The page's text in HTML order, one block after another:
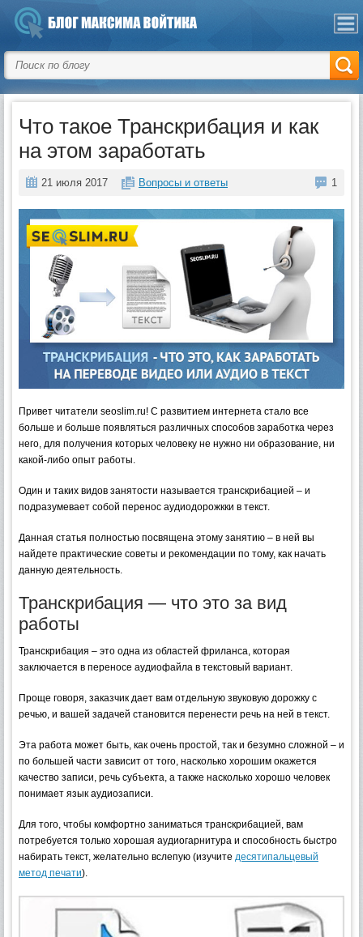
Что такое Транскрибация и как
на этом заработать
21 июля 2017 Вопросы и ответы 1
Привет читатели seoslim.ru! С развитием интернета стало все
больше и больше появляться различных способов заработка через
него, для получения которых человеку не нужно ни образование, ни
какой-либо опыт работы.
Один и таких видов занятости называется транскрибацией – и
подразумевает собой перенос аудиодорожкки в текст.
Данная статья полностью посвящена этому занятию – в ней вы
найдете практические советы и рекомендации по тому, как начать
данную деятельность.
Транскрибация — что это за вид
работы
Транскрибация – это одна из областей фриланса, которая
заключается в переносе аудиофайла в текстовый вариант.
Проще говоря, заказчик дает вам отдельную звуковую дорожку с
речью, и вашей задачей становится перенести речь на ней в текст.
Эта работа может быть, как очень простой, так и безумно сложной – и
по большей части зависит от того, насколько хорошим окажется
качество записи, речь субъекта, а также насколько хорошо человек
понимает язык аудиозаписи.
Для того, чтобы комфортно заниматься транскрибацией, вам
потребуется только хорошая аудиогарнитура и способность быстро
набирать текст, желательно вслепую (изучите десятипальцевый
метод печати).